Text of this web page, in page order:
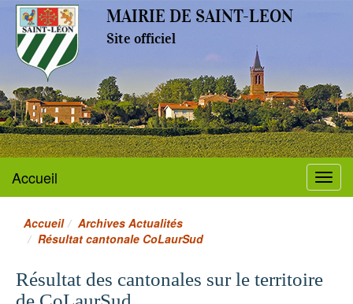
MAIRIE DE SAINT-LEON
Site officiel
Menu
Accueil
Accueil
Archives Actualités
Résultat cantonale CoLaurSud
Résultat des cantonales sur le territoire